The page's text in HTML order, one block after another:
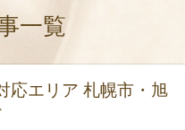
一覧
応エリア 札幌市・旭